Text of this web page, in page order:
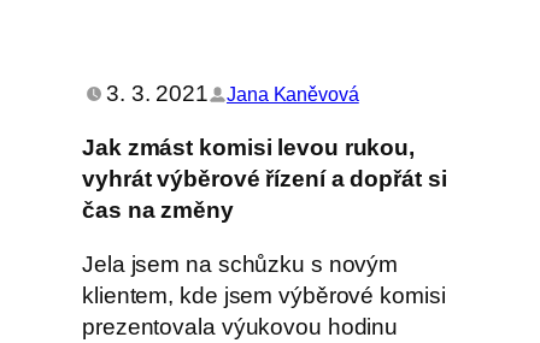
3. 3. 2021 Jana Kaněvová
Jak zmást komisi levou rukou,
vyhrát výběrové řízení a dopřát si
čas na změny
Jela jsem na schůzku s novým
klientem, kde jsem výběrové komisi
prezentovala výukovou hodinu